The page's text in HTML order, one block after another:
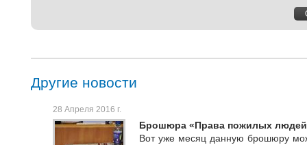
Другие новости
28 Апреля 2016 г.
Брошюра «Права пожилых
Вот уже месяц данную брошюру